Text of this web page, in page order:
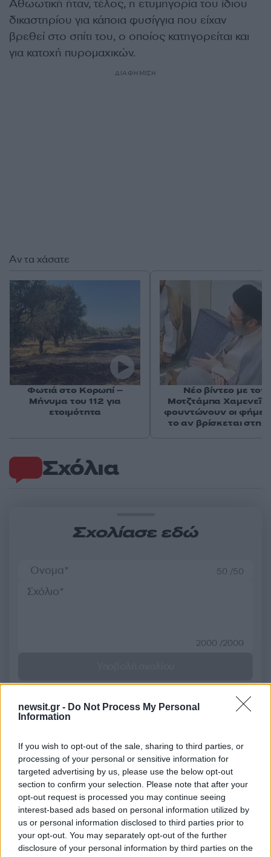
newsit.gr - Do Not Process My Personal
Information
If you wish to opt-out of the sale, sharing to third parties, or
processing of your personal or sensitive information for
targeted advertising by us, please use the below opt-out
section to confirm your selection. Please note that after your
opt-out request is processed you may continue seeing
interest-based ads based on personal information utilized by
us or personal information disclosed to third parties prior to
your opt-out. You may separately opt-out of the further
disclosure of your personal information by third parties on the
Αθωωτική ήταν, τέλος, η ετυμηγορία του ίδιου
δικαστηρίου για κάποια φυσίγγια που είχαν
βρεθεί στο σπίτι του, ο οποίος κατηγορείται και
για κατοχή πυρομαχικών.
ΔΙΑΦΗΜΙΣΗ
Σχόλια
Σχολίασε εδώ
50 /50
2000 /2000
Πολιτική Απορρήτου&Όροι Χρήσηςτης Google.
Share:
Ακολουθήστε το Νewsit.gr στο Google Newsκαι
ενημερωθείτε πρώτοι για όλη την ειδησεογραφία και τα
τελευταία νέα της ημέρας
Αν τα χάσατε
Φωτιά στο Κορωπί –
Μήνυμα του 112 για
ετοιμότητα
Νέο βίντεο με τον
Μοτζτάμπα Χαμενεΐ
φουντώνουν οι φήμες
το αν βρίσκεται στη